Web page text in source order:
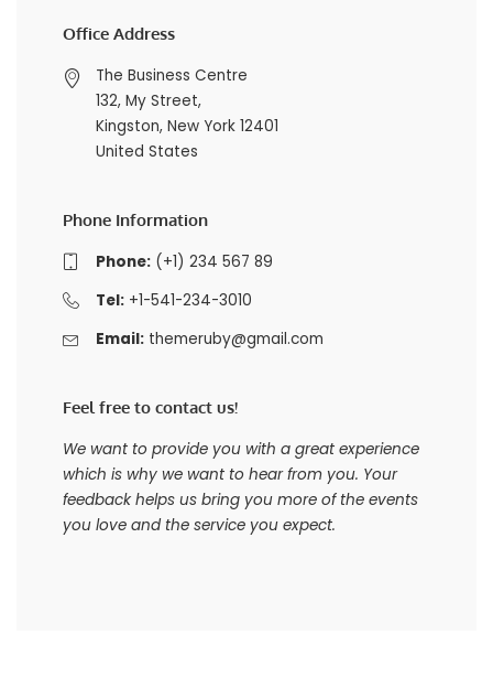
Office Address
The Business Centre
132, My Street,
Kingston, New York 12401
United States
Phone Information
Phone:(+1) 234 567 89
Tel:+1-541-234-3010
Email: themeruby@gmail.com
Feel free to contact us!
We want to provide you with a great experience
which is why we want to hear from you. Your
feedback helps us bring you more of the events
you love and the service you expect.